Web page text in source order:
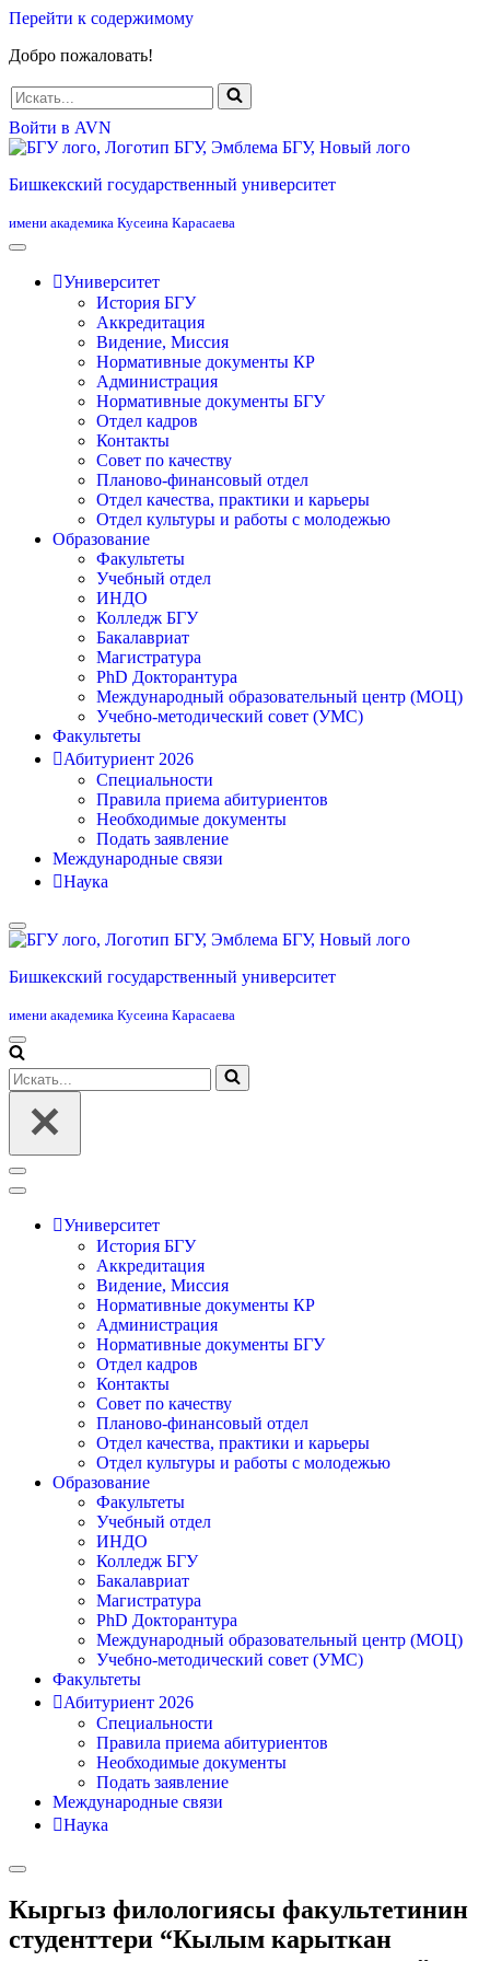
Перейти к содержимому
Добро пожаловать!
Искать...
Войти в AVN
Бишкекский государственный университет
имени академика Кусеина Карасаева
Университет
История БГУ
Аккредитация
Видение, Миссия
Нормативные документы КР
Администрация
Нормативные документы БГУ
Отдел кадров
Контакты
Совет по качеству
Планово-финансовый отдел
Отдел качества, практики и карьеры
Отдел культуры и работы с молодежью
Образование
Факультеты
Учебный отдел
ИНДО
Колледж БГУ
Бакалавриат
Магистратура
PhD Докторантура
Международный образовательный центр (МОЦ)
Учебно-методический совет (УМС)
Факультеты
Абитуриент 2026
Специальности
Правила приема абитуриентов
Необходимые документы
Подать заявление
Международные связи
Наука
Бишкекский государственный университет
имени академика Кусеина Карасаева
Меню
навигации
Искать...
Меню
навигации
Университет
История БГУ
Аккредитация
Видение, Миссия
Нормативные документы КР
Администрация
Нормативные документы БГУ
Отдел кадров
Контакты
Совет по качеству
Планово-финансовый отдел
Отдел качества, практики и карьеры
Отдел культуры и работы с молодежью
Образование
Факультеты
Учебный отдел
ИНДО
Колледж БГУ
Бакалавриат
Магистратура
PhD Докторантура
Международный образовательный центр (МОЦ)
Учебно-методический совет (УМС)
Факультеты
Абитуриент 2026
Специальности
Правила приема абитуриентов
Необходимые документы
Подать заявление
Международные связи
Наука
Кыргыз филологиясы факультетинин
студенттери “Кылым карыткан